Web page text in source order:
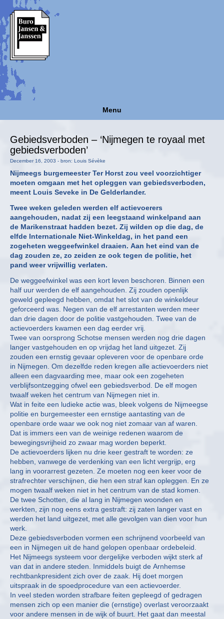
Menu
Gebiedsverboden – ‘Nijmegen te royaal met
gebiedsverboden’
December 16, 2003 - bron: Louis Sévèke
Nijmeegs burgemeester Ter Horst zou veel voorzichtiger
moeten omgaan met het opleggen van gebiedsverboden,
meent Louis Seveke in De Gelderlander.
Twee weken geleden werden elf actievoerers
aangehouden, nadat zij een leegstaand winkelpand aan
de Marikenstraat hadden bezet. Zij wilden op die dag, de
elfde Internationale Niet-Winkeldag, in het pand een
zogeheten weggeefwinkel draaien. Aan het eind van de
dag zouden ze, zo zeiden ze ook tegen de politie, het
pand weer vrijwillig verlaten.
De weggeefwinkel was een kort leven beschoren. Binnen een
half uur werden de elf aangehouden. Zij zouden openlijk
geweld gepleegd hebben, omdat het slot van de winkeldeur
geforceerd was. Negen van de elf arrestanten werden meer
dan drie dagen door de politie vastgehouden. Twee van de
actievoerders kwamen een dag eerder vrij.
Twee van oorsprong Schotse mensen werden nog drie dagen
langer vastgehouden en op vrijdag het land uitgezet. Zij
zouden een ernstig gevaar opleveren voor de openbare orde
in Nijmegen. Om dezelfde reden kregen alle actievoerders niet
alleen een dagvaarding mee, maar ook een zogeheten
verblijfsontzegging ofwel een gebiedsverbod. De elf mogen
twaalf weken het centrum van Nijmegen niet in.
Wat in feite een ludieke actie was, bleek volgens de Nijmeegse
politie en burgemeester een ernstige aantasting van de
openbare orde waar we ook nog niet zomaar van af waren.
Dat is immers een van de weinige redenen waarom de
bewegingsvrijheid zo zwaar mag worden beperkt.
De actievoerders lijken nu drie keer gestraft te worden: ze
hebben, vanwege de verdenking van een licht vergrijp, erg
lang in voorarrest gezeten. Ze moeten nog een keer voor de
strafrechter verschijnen, die hen een straf kan opleggen. En ze
mogen twaalf weken niet in het centrum van de stad komen.
De twee Schotten, die al lang in Nijmegen woonden en
werkten, zijn nog eens extra gestraft: zij zaten langer vast en
werden het land uitgezet, met alle gevolgen van dien voor hun
werk.
Deze gebiedsverboden vormen een schrijnend voorbeeld van
een in Nijmegen uit de hand gelopen openbaar ordebeleid.
Het Nijmeegs systeem voor dergelijke verboden wijkt sterk af
van dat in andere steden. Inmiddels buigt de Arnhemse
rechtbankpresident zich over de zaak. Hij doet morgen
uitspraak in de spoedprocedure van een actievoerder.
In veel steden worden strafbare feiten gepleegd of gedragen
mensen zich op een manier die (ernstige) overlast veroorzaakt
voor andere mensen in de wijk of buurt. Het gaat dan meestal